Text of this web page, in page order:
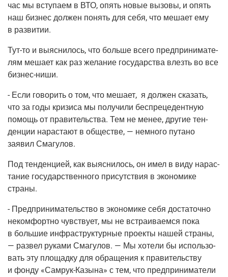
час мы всту­па­ем в ВТО, опять новые вызо­вы, и опять
наш биз­нес дол­жен понять для себя, что меша­ет ему
в развитии.
Тут-то и выяс­ни­лось, что боль­ше все­го пред­при­ни­ма­те­
лям меша­ет как раз жела­ние госу­дар­ства влезть во все
бизнес-ниши.
- Если гово­рить о том, что меша­ет, я дол­жен ска­зать,
что за годы кри­зи­са мы полу­чи­ли бес­пре­це­дент­ную
помощь от пра­ви­тель­ства. Тем не менее, дру­гие тен­
ден­ции нарас­та­ют в обще­стве, — немно­го пута­но
заявил Смагулов.
Под тен­ден­ци­ей, как выяс­ни­лось, он имел в виду нарас­
та­ние госу­дар­ствен­но­го при­сут­ствия в эко­но­ми­ке
страны.
- Пред­при­ни­ма­тель­ство в эко­но­ми­ке себя доста­точ­но
неком­форт­но чув­ству­ет, мы не встра­и­ва­ем­ся пока
в боль­шие инфра­струк­тур­ные про­ек­ты нашей стра­ны,
— раз­вел рука­ми Сма­гу­лов. — Мы хоте­ли бы исполь­зо­
вать эту пло­щад­ку для обра­ще­ния к пра­ви­тель­ству
и фон­ду «Самрук-Казы­на» с тем, что пред­при­ни­ма­те­ли